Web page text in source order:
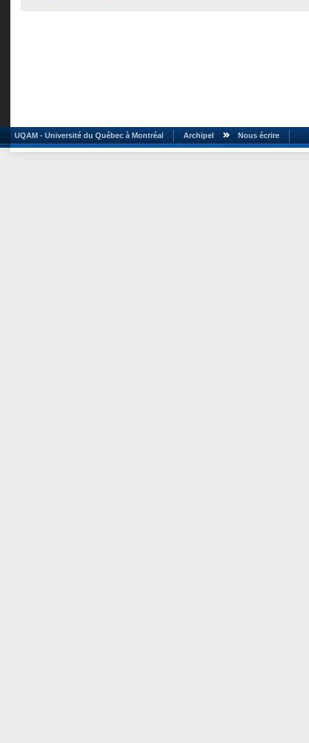
UQAM - Université du Québec à Montréal Archipel Nous écrire